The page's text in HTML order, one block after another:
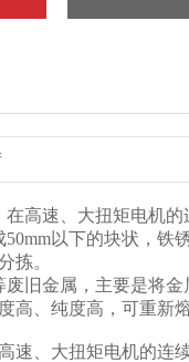
高速、大扭矩电机的
以下的块状，铁
拣。
旧金属，主要是将
、纯度高，可重新
速、大扭矩电机的连